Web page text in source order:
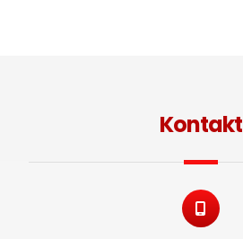
Kontakt